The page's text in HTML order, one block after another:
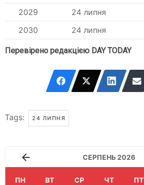
2029
24 липня
2030
24 липня
Перевірено редакцією DAY TODAY
Tags: 24 ЛИПНЯ
СЕРПЕНЬ 2026
ПН ВТ СР ЧТ ПТ